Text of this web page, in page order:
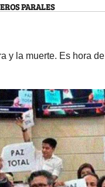
PARALES
y la muerte. Es hora